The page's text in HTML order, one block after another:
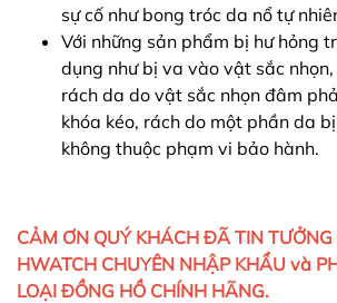
sự cố như bong tróc da nổ tự
Với những sản phẩm bị hư hỏng
dụng như bị va vào vật sắc
rách da do vật sắc nhọn đâm
khóa kéo, rách do một phần da
không thuộc phạm vi bảo hành.
CẢM ƠN QUÝ KHÁCH ĐÃ TIN
HWATCH CHUYÊN NHẬP KHẨU và
LOẠI ĐỒNG HỒ CHÍNH HÃNG.